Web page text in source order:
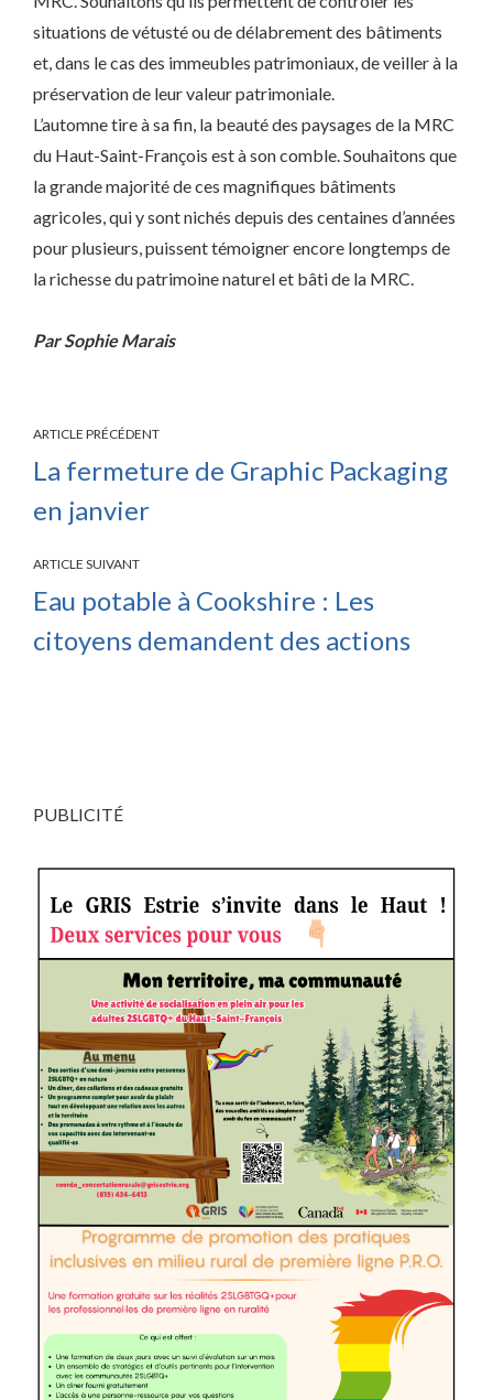
situations de vétusté ou de délabrement des bâtiments
et, dans le cas des immeubles patrimoniaux, de veiller à la
préservation de leur valeur patrimoniale.
L’automne tire à sa fin, la beauté des paysages de la MRC
du Haut-Saint-François est à son comble. Souhaitons que
la grande majorité de ces magnifiques bâtiments
agricoles, qui y sont nichés depuis des centaines d’années
pour plusieurs, puissent témoigner encore longtemps de
la richesse du patrimoine naturel et bâti de la MRC.
Par Sophie Marais
ARTICLE PRÉCÉDENT
La fermeture de Graphic Packaging
en janvier
ARTICLE SUIVANT
Eau potable à Cookshire : Les
citoyens demandent des actions
PUBLICITÉ